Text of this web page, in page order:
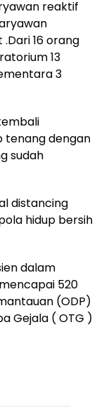
reaktif
16 orang
13
3
tenang dengan
sudah
distancing
hidup bersih
dalam
520
(ODP)
Gejala ( OTG )